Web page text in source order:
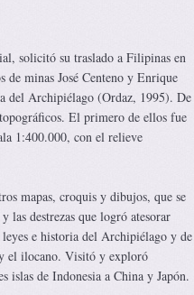
solicitó su traslado a Filipinas en
de minas José Centeno y Enrique
del Archipiélago (Ordaz, 1995). De
El primero de ellos fue
1:400.000, con el relieve
mapas, croquis y dibujos, que se
las destrezas que logró atesorar
e historia del Archipiélago y de
el ilocano. Visitó y exploró
islas de Indonesia a China y Japón.